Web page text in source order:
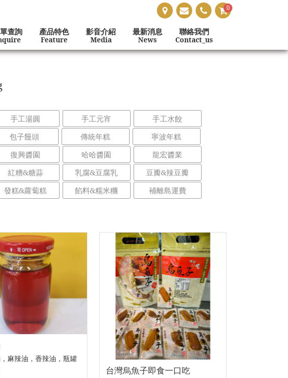
查詢 產品特色
Feature
影音介紹
Media
最新消息
News
聯絡我們
Contact_us
0
手工湯圓 手工元宵
手工水餃
包子饅頭 傳統年糕
寧波年糕
復興醬園 哈哈醬園
龍宏醬業
紅糟&糖蒜 乳腐&豆腐乳
豆瓣&辣豆瓣
發糕&蘿蔔糕 餡料&糯米糰
補離島運費
麻辣油，香辣油，瓶罐
台灣烏魚子即食一口吃